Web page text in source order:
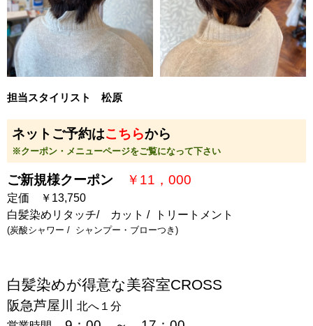
担当スタイリスト 松原
ネットご予約はこちらから
※クーポン・メニューページをご覧になって下さい
ご新規様クーポン ￥11，000
定価 ￥13,750
白髪染めリタッチ/ カット / トリートメント
(炭酸シャワー / シャンプー・ブローつき)
白髪染めが得意な美容室CROSS
阪急芦屋川
北へ１分